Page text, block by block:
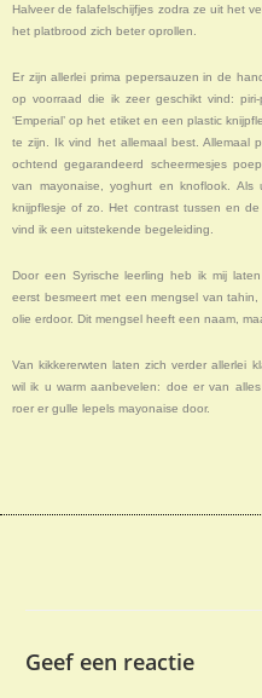
Halveer de falafelschijfjes zodra ze uit het
het platbrood zich beter oprollen.
Er zijn allerlei prima pepersauzen in de
op voorraad die ik zeer geschikt vind:
‘Emperial’ op het etiket en een plastic
te zijn. Ik vind het allemaal best. Allemaal
ochtend gegarandeerd scheermesjes
van mayonaise, yoghurt en knoflook.
knijpflesje of zo. Het contrast tussen en
vind ik een uitstekende begeleiding.
Door een Syrische leerling heb ik mij
eerst besmeert met een mengsel van
olie erdoor. Dit mengsel heeft een naam,
Van kikkererwten laten zich verder allerlei
wil ik u warm aanbevelen: doe er van
roer er gulle lepels mayonaise door.
Geef een reactie